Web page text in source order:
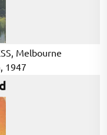
Melbourne
1947